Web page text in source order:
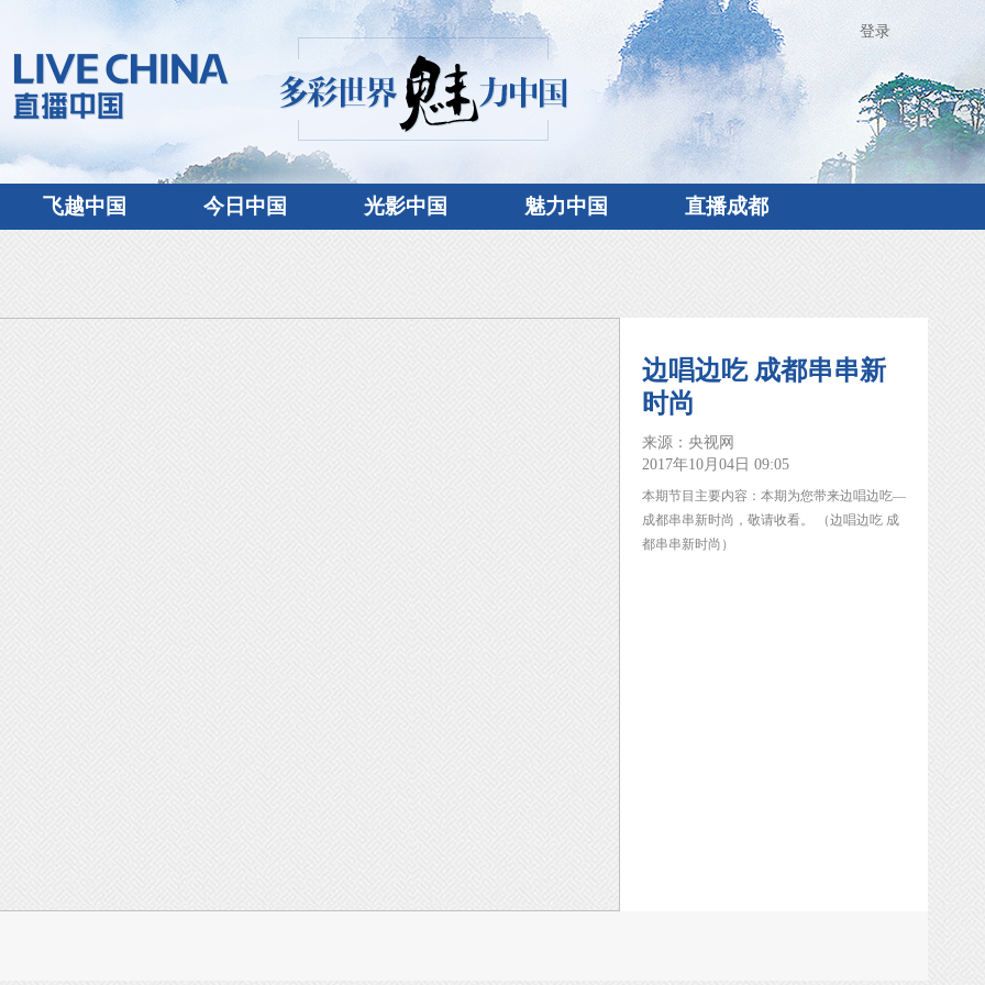
登录
飞越中国 今日中国 光影中国 魅力中国 直播成都
边唱边吃 成都串串新
时尚
来源：央视网
2017年10月04日 09:05
本期节目主要内容：本期为您带来边唱边吃—
成都串串新时尚，敬请收看。 （边唱边吃 成
都串串新时尚）